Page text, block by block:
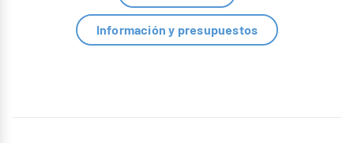
Información y presupuestos